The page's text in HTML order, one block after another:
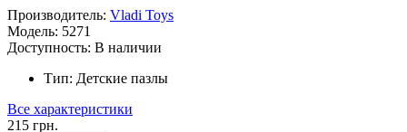
Производитель: Vladi Toys
Модель: 5271
Доступность: В наличии
Тип: Детские пазлы
Все характеристики
215 грн.